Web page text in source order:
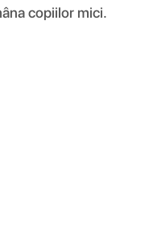
copiilor mici.